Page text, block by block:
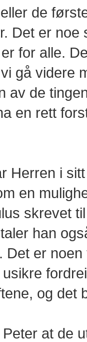
de
Det er
for alle.
gå videre
av de
en rett
Herren i
en
skrevet
han
Det er
og det
at de